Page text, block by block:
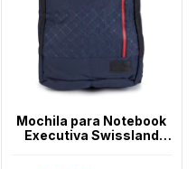
Mochila para Notebook
Executiva Swissland